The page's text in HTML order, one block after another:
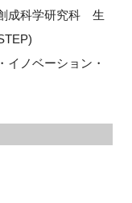
成科学研究科 生
イノベーション・